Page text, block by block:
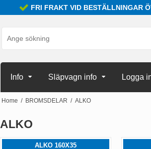
FRI FRAKT VID BESTÄLLNINGAR
Info Släpvagn info Logga
Home / BROMSDELAR / ALKO
ALKO
ALKO 160X35